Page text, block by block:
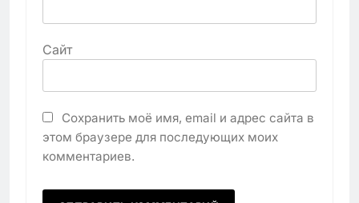
Сайт
Сохранить моё имя, email и адрес сайта в
этом браузере для последующих моих
комментариев.